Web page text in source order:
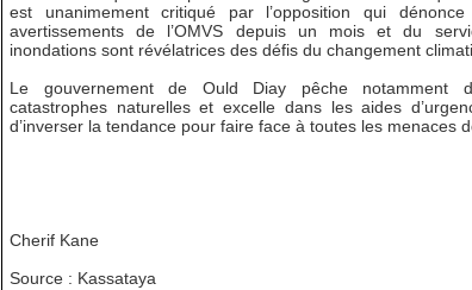
est unanimement critiqué par l’opposition qui
avertissements de l’OMVS depuis un mois et du
inondations sont révélatrices des défis du changement
Le gouvernement de Ould Diay pêche notamment
catastrophes naturelles et excelle dans les aides
d’inverser la tendance pour faire face à toutes les menaces
Cherif Kane
Source : Kassataya